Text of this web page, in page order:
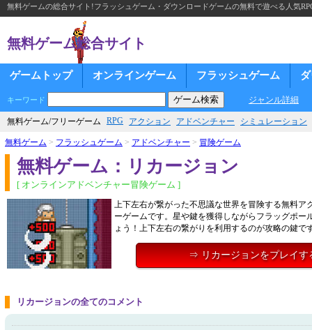
無料ゲームの総合サイト!フラッシュゲーム・ダウンロードゲームの無料で遊べる人気
無料ゲーム総合サイト
ゲームトップ オンラインゲーム フラッシュゲーム
キーワード ジャンル詳細
無料ゲーム/フリーゲーム RPG アクション アドベンチャー シミュレーション
無料ゲーム > フラッシュゲーム > アドベンチャー > 冒険ゲーム
無料ゲーム：リカージョン
[ オンラインアドベンチャー冒険ゲーム ]
上下左右が繋がった不思議な世界を冒険する無料ア
ーゲームです。星や鍵を獲得しながらフラッグポー
ょう！上下左右の繋がりを利用するのが攻略の鍵で
⇒ リカージョンをプレイす
リカージョンの全てのコメント